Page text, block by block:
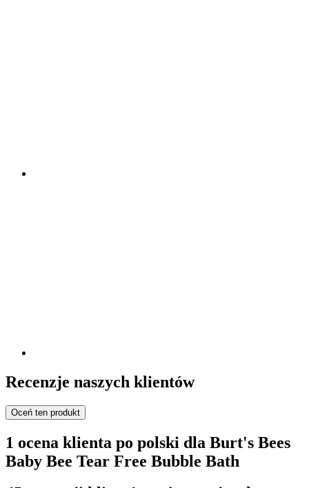
Recenzje naszych klientów
Oceń ten produkt
1 ocena klienta po polski dla Burt's Bees
Baby Bee Tear Free Bubble Bath